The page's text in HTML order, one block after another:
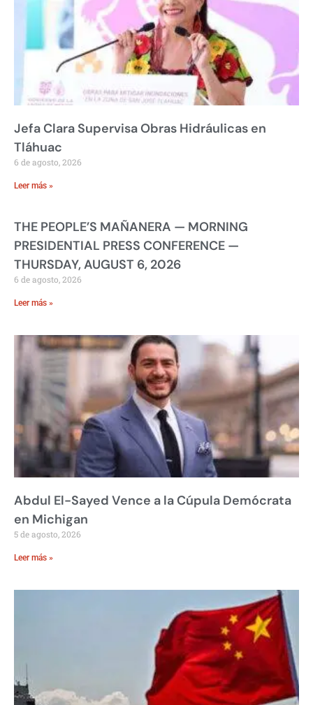
Jefa Clara Supervisa Obras Hidráulicas en
Tláhuac
6 de agosto, 2026
Leer más »
THE PEOPLE’S MAÑANERA — MORNING
PRESIDENTIAL PRESS CONFERENCE —
THURSDAY, AUGUST 6, 2026
6 de agosto, 2026
Leer más »
Abdul El-Sayed Vence a la Cúpula Demócrata
en Michigan
5 de agosto, 2026
Leer más »